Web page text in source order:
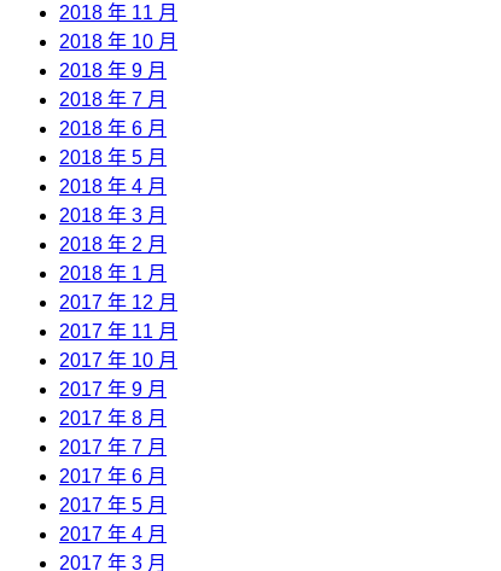
2018 年 11 月
2018 年 10 月
2018 年 9 月
2018 年 7 月
2018 年 6 月
2018 年 5 月
2018 年 4 月
2018 年 3 月
2018 年 2 月
2018 年 1 月
2017 年 12 月
2017 年 11 月
2017 年 10 月
2017 年 9 月
2017 年 8 月
2017 年 7 月
2017 年 6 月
2017 年 5 月
2017 年 4 月
2017 年 3 月